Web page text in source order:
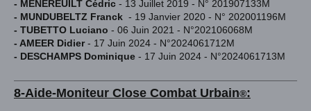
- MENEREUILT Cédric - 13 Juillet 2019 - N° 201907133M
- MUNDUBELTZ Franck - 19 Janvier 2020 - N° 202001196M
- TUBETTO Luciano - 06 Juin 2021 - N°202106068M
- AMEER Didier- 17 Juin 2024 - N°2024061712M
- DESCHAMPS Dominique - 17 Juin 2024 - N°2024061713M
8-Aide-Moniteur Close Combat Urbain®: